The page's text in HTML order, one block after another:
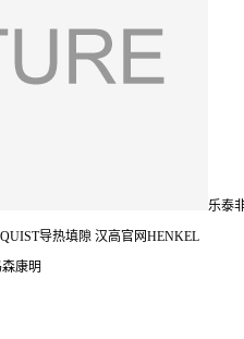
乐泰
导热填隙 汉高官网HENKEL
康明